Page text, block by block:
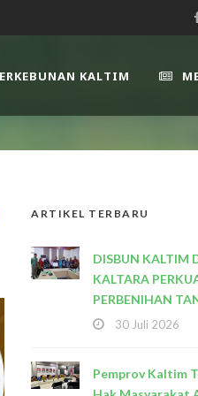
KALTIM
ARTIKEL TERBARU
DISBUN KALTIM
KALTARA
PERBENIHAN
30 Juli 2026
Pemprov Kaltim